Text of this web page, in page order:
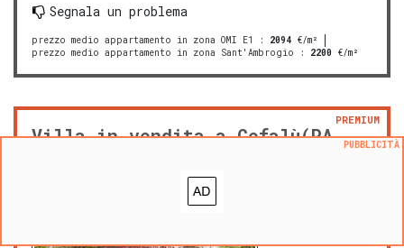
Segnala un problema
prezzo medio appartamento in zona OMI E1 : 2094 €/m²
prezzo medio appartamento in zona Sant'Ambrogio : 2200 €/m²
Villa in vendita a Cefalù(PA
PREMIUM
PUBBLICITÀ